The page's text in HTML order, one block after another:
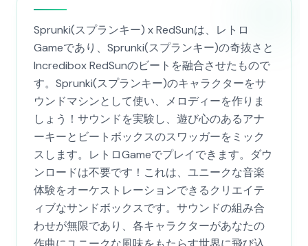
Sprunki(スプランキー) x RedSunは、レトロ
Gameであり、Sprunki(スプランキー)の奇抜さと
Incredibox RedSunのビートを融合させたもので
す。Sprunki(スプランキー)のキャラクターをサ
ウンドマシンとして使い、メロディーを作りま
しょう！サウンドを実験し、遊び心のあるアナ
ーキーとビートボックスのスワッガーをミック
スします。レトロGameでプレイできます。ダウ
ンロードは不要です！これは、ユニークな音楽
体験をオーケストレーションできるクリエイテ
ィブなサンドボックスです。サウンドの組み合
わせが無限であり、各キャラクターがあなたの